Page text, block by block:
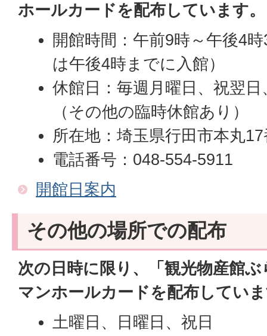
ホールカードを配布しています。
開館時間：午前9時～午後4
は午後4時までに入館）
休館日：毎週月曜日、祝翌
（その他の臨時休館あり）
所在地：埼玉県行田市本丸
電話番号：048-554-5911
開館日案内
その他の場所での配布
次の日時に限り、「観光物産館
マンホールカードを配布してい
土曜日、日曜日、祝日